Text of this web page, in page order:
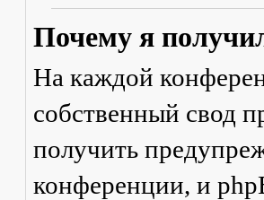
Почему я
На каждой
собственный свод
получить
конференции, и